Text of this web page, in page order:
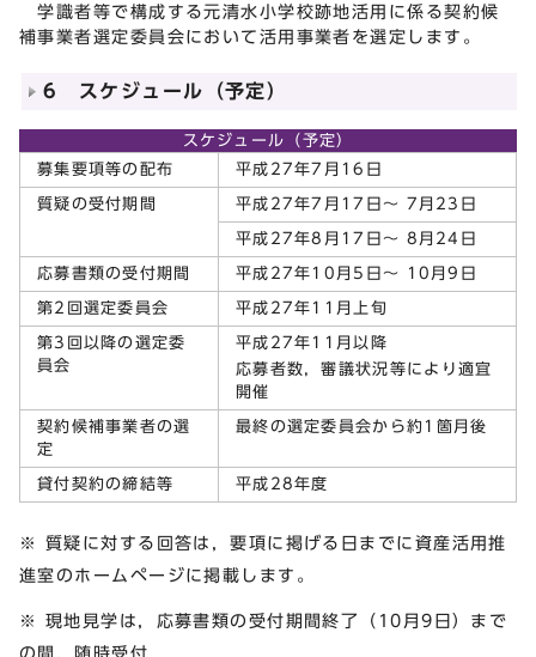
学識者等で構成する元清水小学校跡地活用に係る契約候
補事業者選定委員会において活用事業者を選定します。
6 スケジュール（予定）
スケジュール（予定）
募集要項等の配布
平成27年7月16日
質疑の受付期間 平成27年7月17日～ 7月23日
平成27年8月17日～ 8月24日
応募書類の受付期間 平成27年10月5日～ 10月9日
第2回選定委員会 平成27年11月上旬
第3回以降の選定委
員会
平成27年11月以降
応募者数，審議状況等により適宜
開催
契約候補事業者の選
定
最終の選定委員会から約1箇月後
貸付契約の締結等 平成28年度
※ 質疑に対する回答は，要項に掲げる日までに資産活用推
進室のホームページに掲載します。
※ 現地見学は，応募書類の受付期間終了（10月9日）まで
の間，随時受付